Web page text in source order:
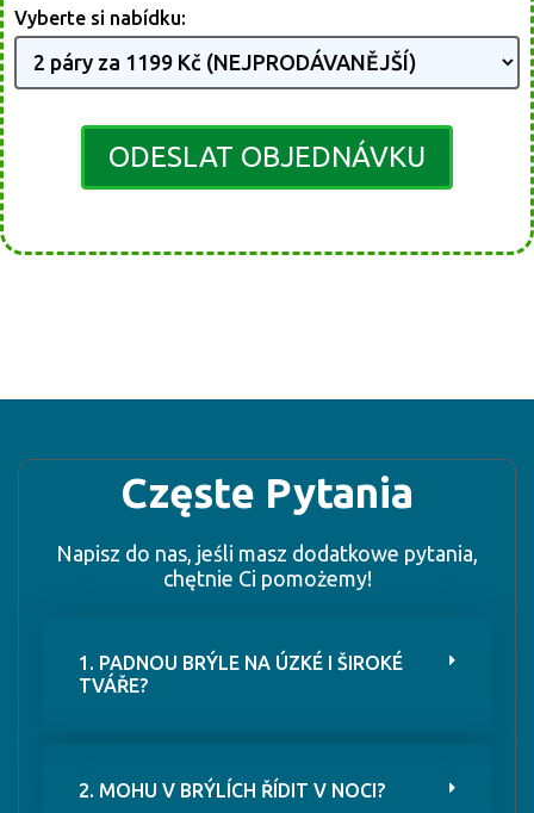
Vyberte si nabídku:
ODESLAT OBJEDNÁVKU
Częste Pytania
Napisz do nas, jeśli masz dodatkowe pytania,
chętnie Ci pomożemy!
1. PADNOU BRÝLE NA ÚZKÉ I ŠIROKÉ
TVÁŘE?
2. MOHU V BRÝLÍCH ŘÍDIT V NOCI?